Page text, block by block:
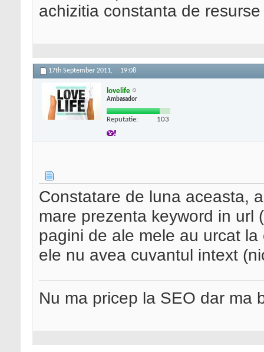
achizitia constanta de
17th September 2011, 19:08
lovelife
Ambasador
Reputatie: 103
Constatare de luna aceasta,
mare prezenta keyword in url
pagini de ale mele au urcat
ele nu avea cuvantul intext
Nu ma pricep la SEO dar ma